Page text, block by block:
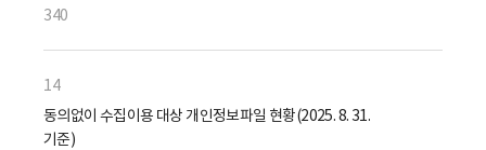
340
14
동의없이 수집이용 대상 개인정보파일 현황(2025. 8. 31.
기준)